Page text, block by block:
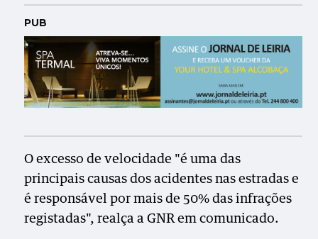
PUB
O excesso de velocidade "é uma das
principais causas dos acidentes nas estradas e
é responsável por mais de 50% das infrações
registadas", realça a GNR em comunicado.